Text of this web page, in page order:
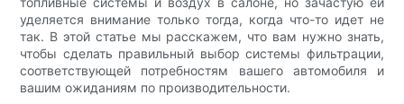
уделяется внимание только тогда, когда что-то идет не
так. В этой статье мы расскажем, что вам нужно знать,
чтобы сделать правильный выбор системы фильтрации,
соответствующей потребностям вашего автомобиля и
вашим ожиданиям по производительности.